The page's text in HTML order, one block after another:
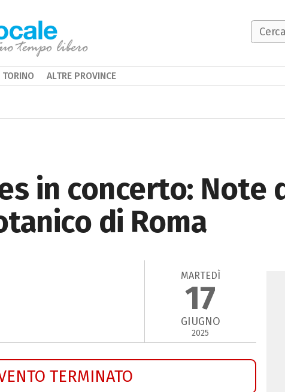
in concerto: Note
di Roma
MARTEDÌ
17
GIUGNO
2025
TERMINATO
TORINO ALTRE PROVINCE